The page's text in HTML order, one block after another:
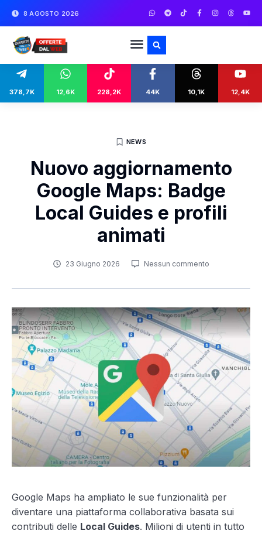
8 AGOSTO 2026
378,7K 12,6K 228,2K 44K 10,1K 12,4K
NEWS
Nuovo aggiornamento
Google Maps: Badge
Local Guides e profili
animati
23 Giugno 2026 Nessun commento
Google Maps ha ampliato le sue funzionalità per
diventare una piattaforma collaborativa basata sui
contributi delle Local Guides. Milioni di utenti in tutto